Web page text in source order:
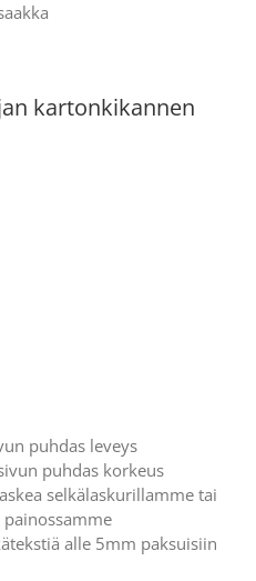
kartonkikannen
puhdas leveys
puhdas korkeus
selkälaskurillamme tai
alle 5mm paksuisiin